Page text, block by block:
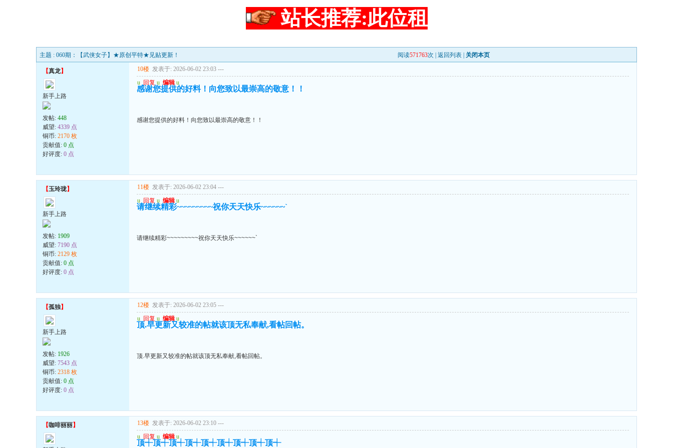
站长推荐:此位租
主题 : 060期：【武侠女子】★原创平特★见贴更新！ 阅读571763次 | 返回列表 关闭本页
【真龙】
新手上路
发帖: 448
威望: 4339 点
铜币: 2170 枚
贡献值: 0 点
好评度: 0 点
10楼 发表于: 2026-06-02 23:03 ---
u 回复 u 编辑 u
感谢您提供的好料！向您致以最崇高的敬意！！
感谢您提供的好料！向您致以最崇高的敬意！！
【玉玲珑】
新手上路
发帖: 1909
威望: 7190 点
铜币: 2129 枚
贡献值: 0 点
好评度: 0 点
11楼 发表于: 2026-06-02 23:04 ---
u 回复 u 编辑 u
请继续精彩~~~~~~~~~祝你天天快乐~~~~~~`
请继续精彩~~~~~~~~~祝你天天快乐~~~~~~`
【孤独】
新手上路
发帖: 1926
威望: 7543 点
铜币: 2318 枚
贡献值: 0 点
好评度: 0 点
12楼 发表于: 2026-06-02 23:05 ---
u 回复 u 编辑 u
顶.早更新又较准的帖就该顶无私奉献,看帖回帖。
顶.早更新又较准的帖就该顶无私奉献,看帖回帖。
【咖啡丽丽】 13楼 发表于: 2026-06-02 23:10 ---
u 回复 u 编辑 u
顶┽顶┽顶┽顶┽顶┽顶┽顶┽顶┽顶┽